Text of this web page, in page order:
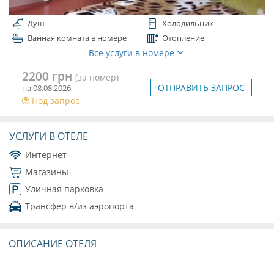
Душ
Холодильник
Ванная комната в номере
Отопление
Все услуги в номере
2200 грн (за номер)
на 08.08.2026
Под запрос
ОТПРАВИТЬ ЗАПРОС
УСЛУГИ В ОТЕЛЕ
Интернет
Магазины
Уличная парковка
Трансфер в/из аэропорта
ОПИСАНИЕ ОТЕЛЯ